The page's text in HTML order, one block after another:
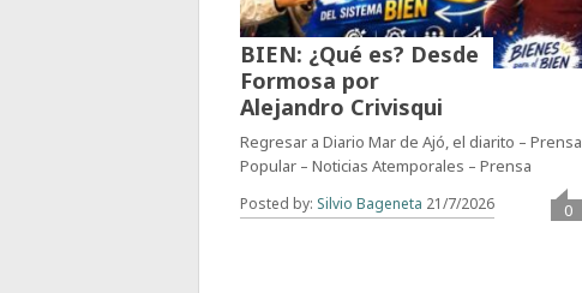
BIEN: ¿Qué es? Desde
Formosa por
Alejandro Crivisqui
Regresar a Diario Mar de Ajó, el diarito – Prensa
Popular – Noticias Atemporales – Prensa
Posted by: Silvio Bageneta 21/7/2026 0